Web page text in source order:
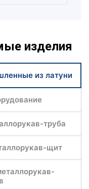
изделия
из латуни
труба
щит